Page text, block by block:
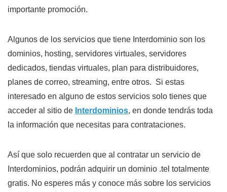
importante promoción.
Algunos de los servicios que tiene Interdominio son los
dominios, hosting, servidores virtuales, servidores
dedicados, tiendas virtuales, plan para distribuidores,
planes de correo, streaming, entre otros. Si estas
interesado en alguno de estos servicios solo tienes que
acceder al sitio de Interdominios, en donde tendrás toda
la información que necesitas para contrataciones.
Así que solo recuerden que al contratar un servicio de
Interdominios, podrán adquirir un dominio .tel totalmente
gratis. No esperes más y conoce más sobre los servicios